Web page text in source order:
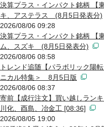
決算プラス・インパクト銘柄 【
キ、アステラス (8月5日発表分)
2026/08/06 09:28
決算プラス・インパクト銘柄 【
ム、スズキ (8月5日発表分)
2026/08/06 08:58
トレンド追随【パラボリック陽
ニカル特集＞ 8月5日版
2026/08/06 08:37
寄前【成行注文】買い越しラン
川化、酉島、冶金工 [08:36]
2026/08/05 19:00